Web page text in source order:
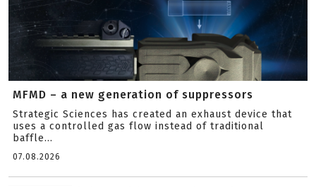
MFMD – a new generation of suppressors
Strategic Sciences has created an exhaust device that
uses a controlled gas flow instead of traditional
baffle...
07.08.2026